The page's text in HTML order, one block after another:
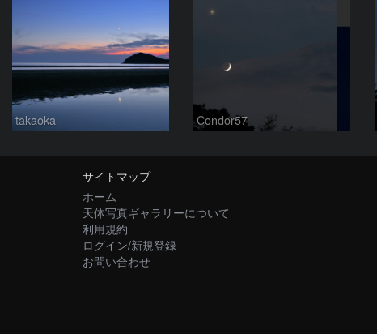
takaoka Condor57
サイトマップ
ホーム
天体写真ギャラリーについて
利用規約
ログイン/新規登録
お問い合わせ